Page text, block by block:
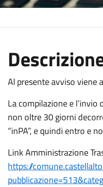
Al presente avviso viene
La compilazione e
non oltre 30 giorni
“inPA”, e quindi entro e
Link Amministrazione
https://